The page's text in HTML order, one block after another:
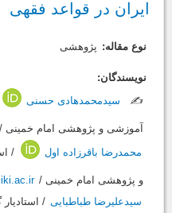
ایران در قواعد فقهی
نوع مقاله: پژوهشی
نویسندگان:
✍️
سیدمحمدهادی حسنی
آموزشی و پژوهشی امام خمینی /
محمدرضا باقرزاده اول
/
و پژوهشی امام خمینی /
سیدعلیرضا طباطبایی /